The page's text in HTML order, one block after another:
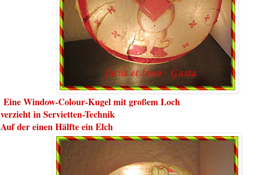
Eine Window-Colour-Kugel mit großem Loch
verzieht in Servietten-Technik
Auf der einen Hälfte ein Elch